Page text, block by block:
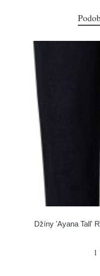
Džíny 'Ayana Tall'